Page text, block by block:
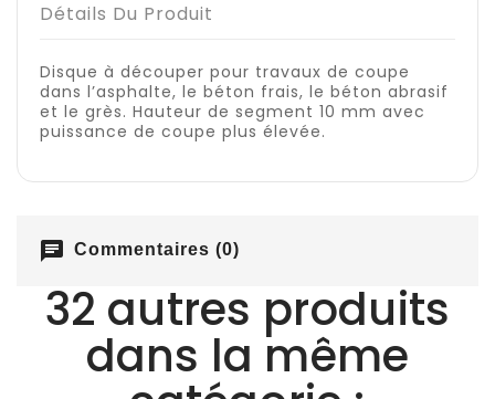
Détails Du Produit
Disque à découper pour travaux de coupe
dans l’asphalte, le béton frais, le béton abrasif
et le grès. Hauteur de segment 10 mm avec
puissance de coupe plus élevée.
chat Commentaires (0)
32 autres produits
dans la même